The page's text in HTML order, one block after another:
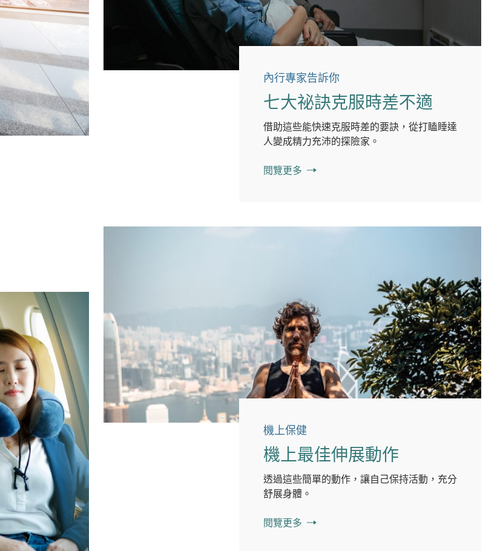
內行專家告訴你
七大祕訣克服時差不適
借助這些能快速克服時差的要訣，從打瞌睡達
人變成精力充沛的探險家。
閱覽更多
機上保健
機上最佳伸展動作
透過這些簡單的動作，讓自己保持活動，充分
舒展身體。
閱覽更多